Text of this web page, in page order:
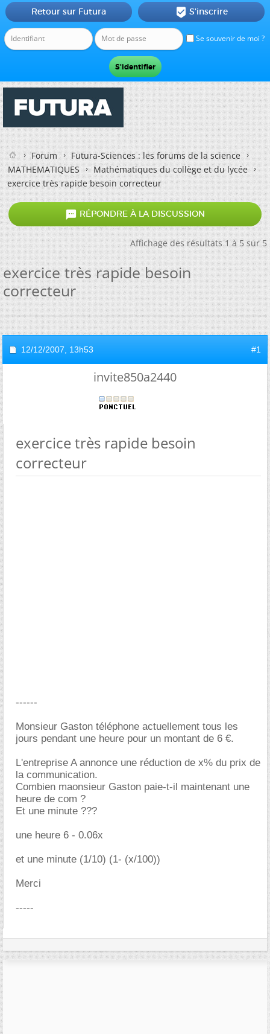
Se souvenir de moi ?
Retour sur Futura  S'inscrire
Forum
Futura-Sciences : les forums de la science
MATHEMATIQUES
Mathématiques du collège et du lycée
exercice très rapide besoin correcteur
 RÉPONDRE À LA DISCUSSION
Affichage des résultats 1 à 5 sur 5
exercice très rapide besoin
correcteur
12/12/2007, 13h53 #1
invite850a2440
exercice très rapide besoin
correcteur
------
Monsieur Gaston téléphone actuellement tous les
jours pendant une heure pour un montant de 6 €.
L'entreprise A annonce une réduction de x% du prix de
la communication.
Combien maonsieur Gaston paie-t-il maintenant une
heure de com ?
Et une minute ???
une heure 6 - 0.06x
et une minute (1/10) (1- (x/100))
Merci
-----